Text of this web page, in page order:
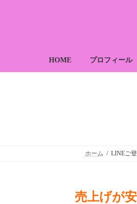
HOME プロフィール
ホーム LINEご
売上げが